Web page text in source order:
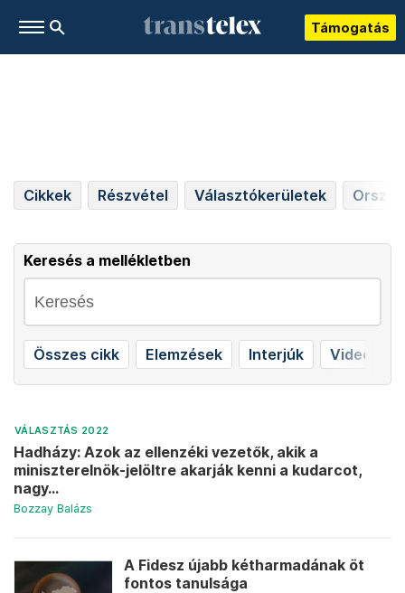
Támogatás
Cikkek Részvétel Választókerületek
Keresés a mellékletben
Összes cikk Elemzések Interjúk Videók
VÁLASZTÁS 2022
Hadházy: Azok az ellenzéki vezetők, akik a
miniszterelnök-jelöltre akarják kenni a kudarcot,
nagy...
Bozzay Balázs
A Fidesz újabb kétharmadának öt
fontos tanulsága